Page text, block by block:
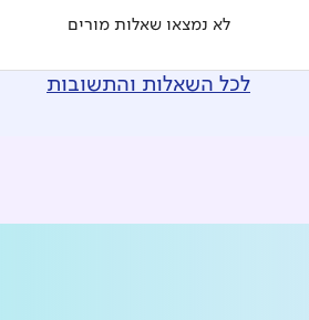
לא נמצאו שאלות מורים
לכל השאלות והתשובות